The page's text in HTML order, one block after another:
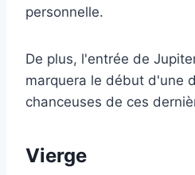
personnelle.
De plus, l'entrée de
marquera le début d'une
chanceuses de ces
Vierge